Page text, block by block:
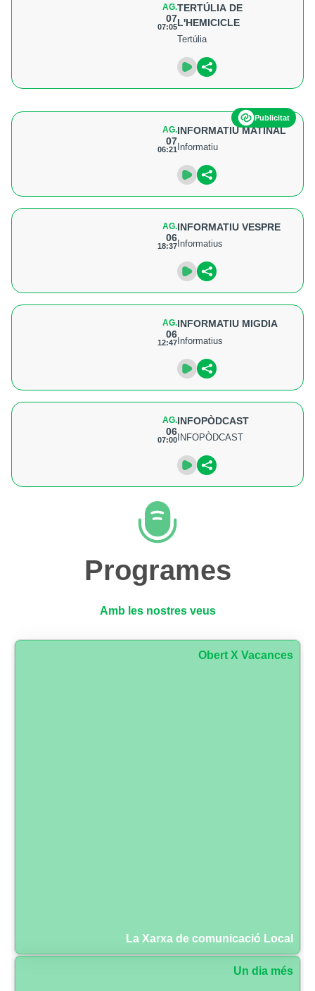
AG.
07
07:05
TERTÚLIA DE
L'HEMICICLE
Tertúlia
Publicitat
AG.
07
06:21
INFORMATIU MATINAL
Informatiu
AG.
06
18:37
INFORMATIU VESPRE
Informatius
AG.
06
12:47
INFORMATIU MIGDIA
Informatius
AG.
06
07:00
INFOPÒDCAST
INFOPÒDCAST
Programes
Amb les nostres veus
Obert X Vacances
La Xarxa de comunicació Local
Un dia més